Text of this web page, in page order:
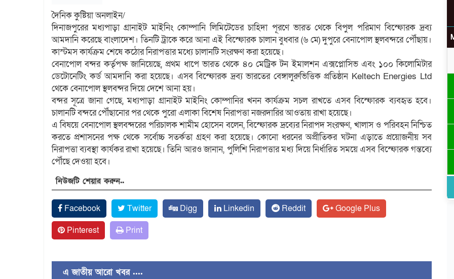
দৈনিক কুষ্টিয়া অনলাইন/
দিনাজপুরের মধ্যপাড়া গ্রানাইট মাইনিং কোম্পানি লিমিটেডের চাহিদা পূরণে ভারত থেকে বিপুল পরিমাণ বিস্ফোরক দ্রব্য
আমদানি করেছে বাংলাদেশ। তিনটি ট্রাকে করে আনা এই বিস্ফোরক চালান বুধবার (৬ মে) দুপুরে বেনাপোল স্থলবন্দরে পৌঁছায়।
কাস্টমস কার্যক্রম শেষে কঠোর নিরাপত্তার মধ্যে চালানটি সংরক্ষণ করা হয়েছে।
বেনাপোল বন্দর কর্তৃপক্ষ জানিয়েছে, প্রথম ধাপে ভারত থেকে ৪০ মেট্রিক টন ইমালশন এক্সপ্লোসিভ এবং ১০০ কিলোমিটার
ডেটোনেটিং কর্ড আমদানি করা হয়েছে। এসব বিস্ফোরক দ্রব্য ভারতের বেঙ্গালুরুভিত্তিক প্রতিষ্ঠান Keltech Energies Ltd
থেকে বেনাপোল স্থলবন্দর দিয়ে দেশে আনা হয়।
বন্দর সূত্রে জানা গেছে, মধ্যপাড়া গ্রানাইট মাইনিং কোম্পানির খনন কার্যক্রম সচল রাখতে এসব বিস্ফোরক ব্যবহৃত হবে।
চালানটি বন্দরে পৌঁছানোর পর থেকে পুরো এলাকা বিশেষ নিরাপত্তা নজরদারির আওতায় রাখা হয়েছে।
এ বিষয়ে বেনাপোল স্থলবন্দরের পরিচালক শামীম হোসেন বলেন, বিস্ফোরক দ্রব্যের নিরাপদ সংরক্ষণ, খালাস ও পরিবহন নিশ্চিত
করতে প্রশাসনের পক্ষ থেকে সর্বোচ্চ সতর্কতা গ্রহণ করা হয়েছে। কোনো ধরনের অপ্রীতিকর ঘটনা এড়াতে প্রয়োজনীয় সব
নিরাপত্তা ব্যবস্থা কার্যকর রাখা হয়েছে। তিনি আরও জানান, পুলিশি নিরাপত্তার মধ্য দিয়ে নির্ধারিত সময়ে এসব বিস্ফোরক গন্তব্যে
পৌঁছে দেওয়া হবে।
নিউজটি শেয়ার করুন..
Facebook Twitter Digg Linkedin Reddit
Google Plus
Pinterest
Print
এ জাতীয় আরো খবর ....